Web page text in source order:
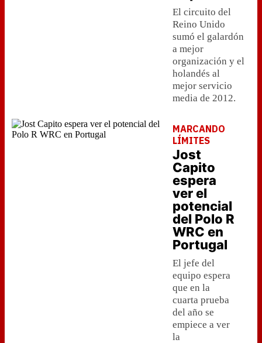
El circuito del
Reino Unido
sumó el galardón
a mejor
organización y el
holandés al
mejor servicio
media de 2012.
MARCANDO
LÍMITES
Jost
Capito
espera
ver el
potencial
del Polo R
WRC en
Portugal
El jefe del
equipo espera
que en la
cuarta prueba
del año se
empiece a ver
la